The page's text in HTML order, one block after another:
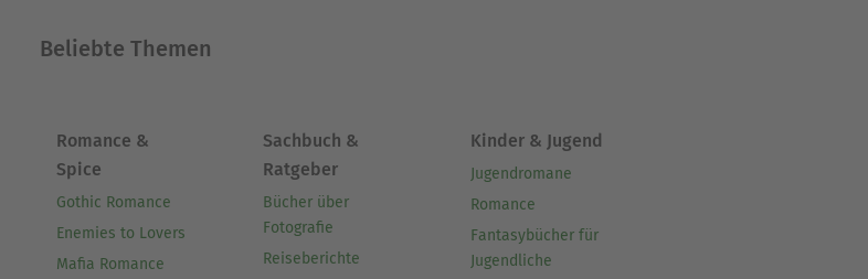
Beliebte Themen
Romance &
Spice
Gothic Romance
Enemies to Lovers
Mafia Romance
Sachbuch &
Ratgeber
Bücher über
Fotografie
Reiseberichte
Kinder & Jugend
Jugendromane
Romance
Fantasybücher für
Jugendliche